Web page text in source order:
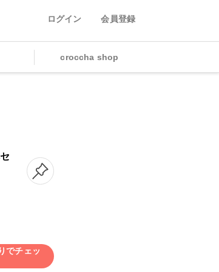
ログイン 会員登録
croccha shop
でチェッ